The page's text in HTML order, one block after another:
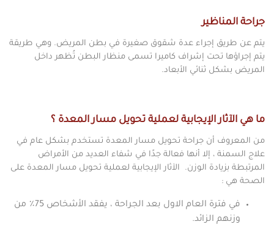
جراحة المناظير
يتم عن طريق إجراء عدة شقوق صغيرة في بطن المريض. وهي طريقة
يتم إجراؤها تحت إشراف كاميرا تسمى منظار البطن تُظهر داخل
المريض بشكل ثنائي الأبعاد.
ما هي الآثار الإيجابية لعملية تحويل مسار المعدة ؟
من المعروف أن جراحة تحويل مسار المعدة تستخدم بشكل عام في
علاج السمنة ، إلا أنها فعالة جدًا في شفاء العديد من الأمراض
المرتبطة بزيادة الوزن. الآثار الإيجابية لعملية تحويل مسار المعدة على
الصحة هي :
في فترة العام الاول بعد الجراحة ، يفقد الأشخاص 75٪ من
وزنهم الزائد.